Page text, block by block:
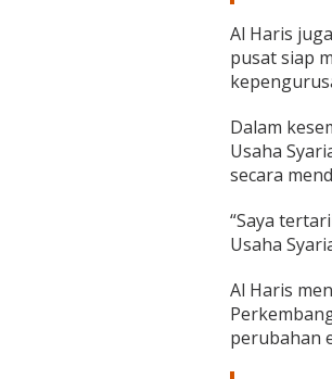
Al Haris
pusat siap
Dalam
Usaha
secara
“Saya
Usaha
Al Haris
perubahan